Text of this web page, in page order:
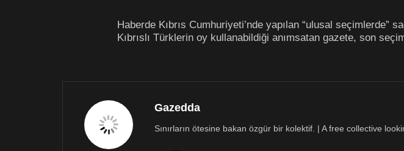
Haberde Kıbrıs Cumhuriyeti’nde yapılan “ulusal seçimlerde”
Kıbrıslı Türklerin oy kullanabildiği anımsatan gazete, son
Gazedda
Sınırların ötesine bakan özgür bir kolektif. | A free collective